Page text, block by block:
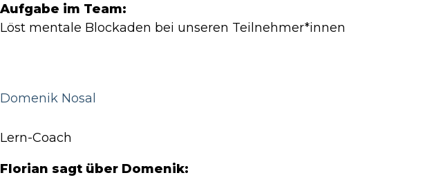
Aufgabe im Team:
Löst mentale Blockaden bei unseren Teilnehmer*innen
Domenik Nosal
Lern-Coach
Florian sagt über Domenik: